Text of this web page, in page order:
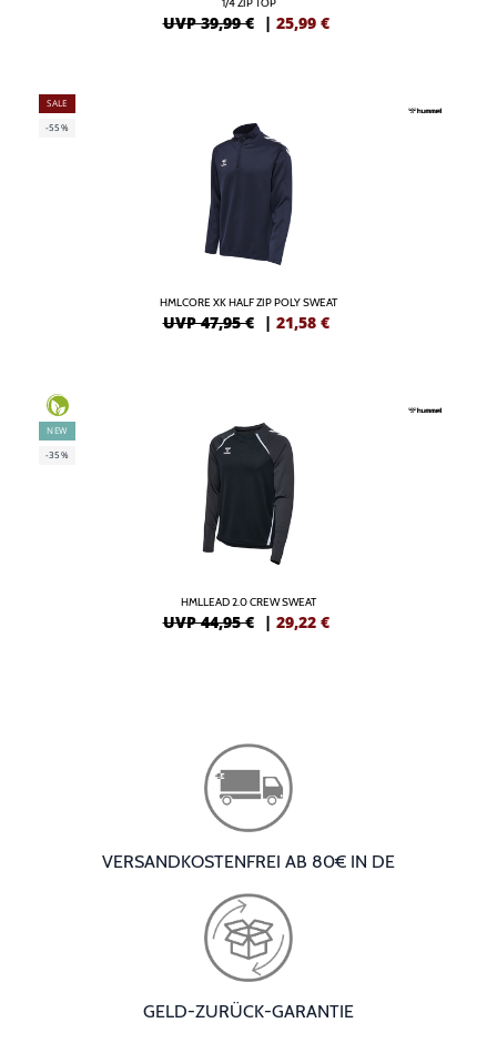
UVP 39,99 € | 25,99 €
SALE
-55%
HMLCORE XK HALF ZIP POLY SWEAT
UVP 47,95 € | 21,58 €
NEW
-35%
HMLLEAD 2.0 CREW SWEAT
UVP 44,95 € | 29,22 €
VERSANDKOSTENFREI AB 80€ IN DE
GELD-ZURÜCK-GARANTIE